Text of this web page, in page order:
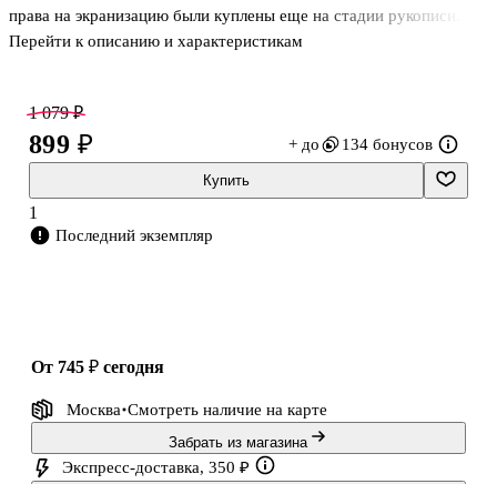
права на экранизацию были куплены еще на стадии рукописи.
дальше.
Вне жанров. Книга «Выше ноги от земли» сочетает в себе
элементы многих жанров: психологического романа, детектива,
мистического триллера. Это текст, который пугает, развлекает,
Перейти к описанию и характеристикам
1 079 ₽
899 ₽ + до 134 бонусов
Купить
1
Последний экземпляр
от 745 ₽ сегодня
Москва Смотреть наличие на карте
Забрать из магазина
Экспресс-доставка, 350 ₽